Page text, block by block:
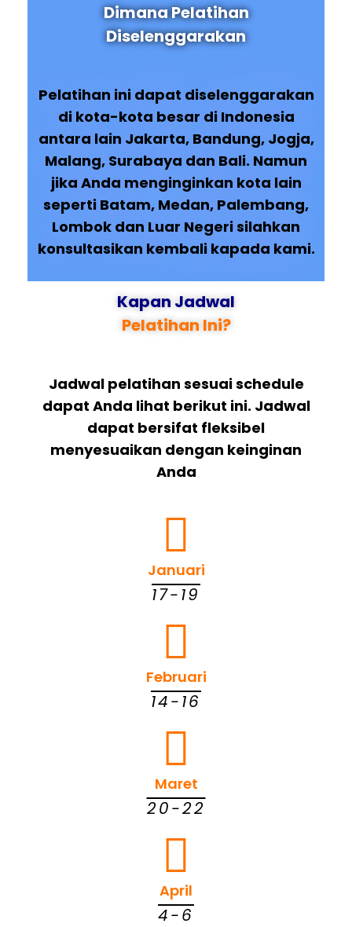
Dimana Pelatihan
Diselenggarakan
Pelatihan ini dapat diselenggarakan
di kota-kota besar di Indonesia
antara lain Jakarta, Bandung, Jogja,
Malang, Surabaya dan Bali. Namun
jika Anda menginginkan kota lain
seperti Batam, Medan, Palembang,
Lombok dan Luar Negeri silahkan
konsultasikan kembali kapada kami.
Kapan Jadwal
Pelatihan Ini?
Jadwal pelatihan sesuai schedule
dapat Anda lihat berikut ini. Jadwal
dapat bersifat fleksibel
menyesuaikan dengan keinginan
Anda
Januari
17-19
Februari
14-16
Maret
20-22
April
4-6